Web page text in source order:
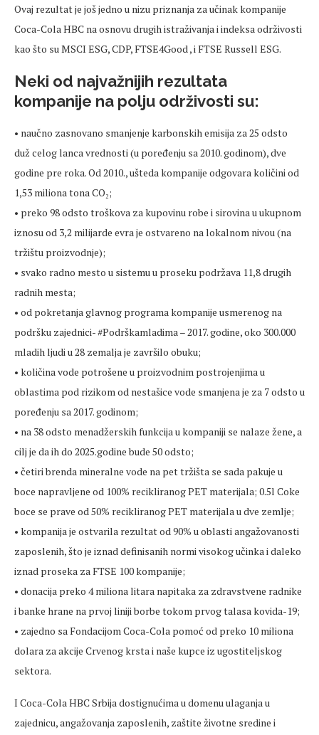
Ovaj rezultat je još jedno u nizu priznanja za učinak kompanije
Coca-Cola HBC na osnovu drugih istraživanja i indeksa održivosti
kao što su MSCI ESG, CDP, FTSE4Good , i FTSE Russell ESG.
Neki od najvažnijih rezultata
kompanije na polju održivosti su:
• naučno zasnovano smanjenje karbonskih emisija za 25 odsto
duž celog lanca vrednosti (u poređenju sa 2010. godinom), dve
godine pre roka. Od 2010., ušteda kompanije odgovara količini od
1,53 miliona tona CO₂;
• preko 98 odsto troškova za kupovinu robe i sirovina u ukupnom
iznosu od 3,2 milijarde evra je ostvareno na lokalnom nivou (na
tržištu proizvodnje);
• svako radno mesto u sistemu u proseku podržava 11,8 drugih
radnih mesta;
• od pokretanja glavnog programa kompanije usmerenog na
podršku zajednici- #Podrškamladima – 2017. godine, oko 300.000
mladih ljudi u 28 zemalja je završilo obuku;
• količina vode potrošene u proizvodnim postrojenjima u
oblastima pod rizikom od nestašice vode smanjena je za 7 odsto u
poređenju sa 2017. godinom;
• na 38 odsto menadžerskih funkcija u kompaniji se nalaze žene, a
cilj je da ih do 2025.godine bude 50 odsto;
• četiri brenda mineralne vode na pet tržišta se sada pakuje u
boce napravljene od 100% recikliranog PET materijala; 0.5l Coke
boce se prave od 50% recikliranog PET materijala u dve zemlje;
• kompanija je ostvarila rezultat od 90% u oblasti angažovanosti
zaposlenih, što je iznad definisanih normi visokog učinka i daleko
iznad proseka za FTSE 100 kompanije;
• donacija preko 4 miliona litara napitaka za zdravstvene radnike
i banke hrane na prvoj liniji borbe tokom prvog talasa kovida-19;
• zajedno sa Fondacijom Coca-Cola pomoć od preko 10 miliona
dolara za akcije Crvenog krsta i naše kupce iz ugostiteljskog
sektora.
I Coca-Cola HBC Srbija dostignućima u domenu ulaganja u
zajednicu, angažovanja zaposlenih, zaštite životne sredine i